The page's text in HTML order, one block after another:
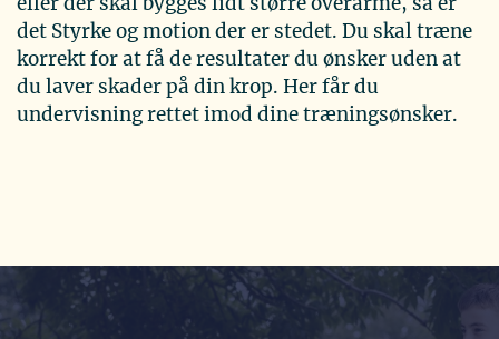
det Styrke og motion der er stedet. Du skal træne
korrekt for at få de resultater du ønsker uden at
du laver skader på din krop. Her får du
undervisning rettet imod dine træningsønsker.